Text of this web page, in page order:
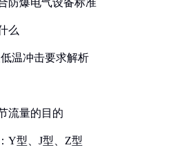
防爆电气设备标准
么
温冲击要求解析
流量的目的
Y型、J型、Z型